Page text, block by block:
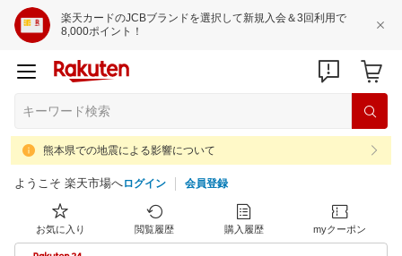
楽天カードのJCBブランドを選択して新規入会＆3回利用で
8,000ポイント！
熊本県での地震による影響について
ようこそ 楽天市場へログイン 会員登録
お気に入り 閲覧履歴 購入履歴 myクーポン